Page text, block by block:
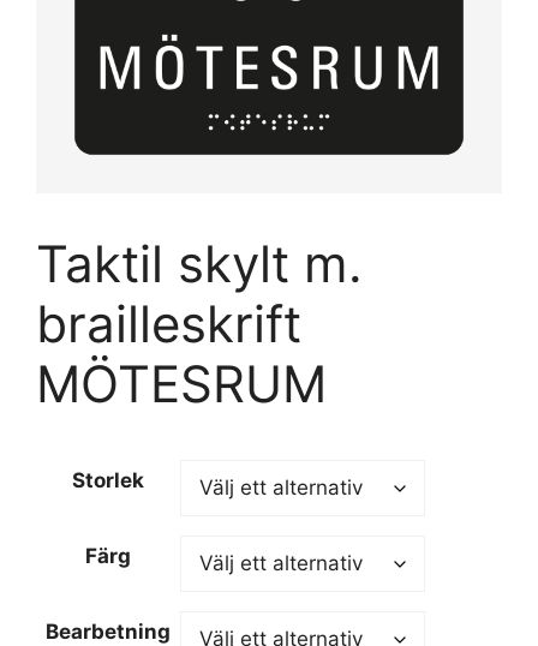
Taktil skylt m.
brailleskrift
MÖTESRUM
Storlek
Färg
Bearbetning